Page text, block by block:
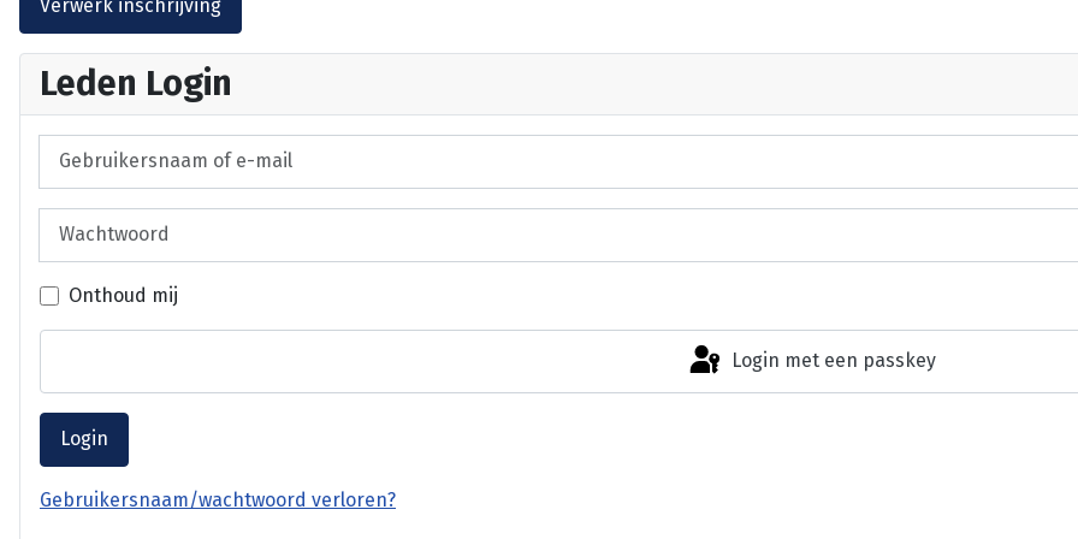
Leden Login
Gebruikersnaam of e-mail
Wachtwoord
Onthoud mij
Login met een passkey
Login
Gebruikersnaam/wachtwoord verloren?